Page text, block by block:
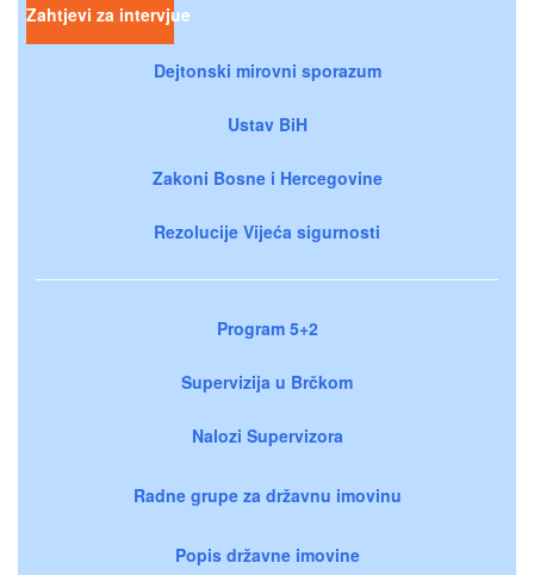
Zahtjevi za intervjue
Dejtonski mirovni sporazum
Ustav BiH
Zakoni Bosne i Hercegovine
Rezolucije Vijeća sigurnosti
Program 5+2
Supervizija u Brčkom
Nalozi Supervizora
Radne grupe za državnu imovinu
Popis državne imovine